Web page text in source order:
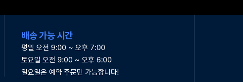
배송 가능 시간
평일 오전 9:00 ~ 오후 7:00
토요일 오전 9:00 ~ 오후 6:00
일요일은 예약 주문만 가능합니다!